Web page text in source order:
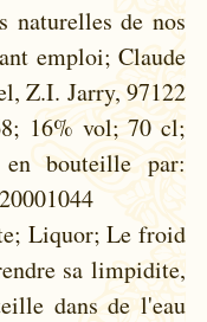
naturelles de nos
emploi; Claude
Z.I. Jarry, 97122
16% vol; 70 cl;
bouteille par:
Liquor; Le froid
sa limpidite,
dans de l'eau